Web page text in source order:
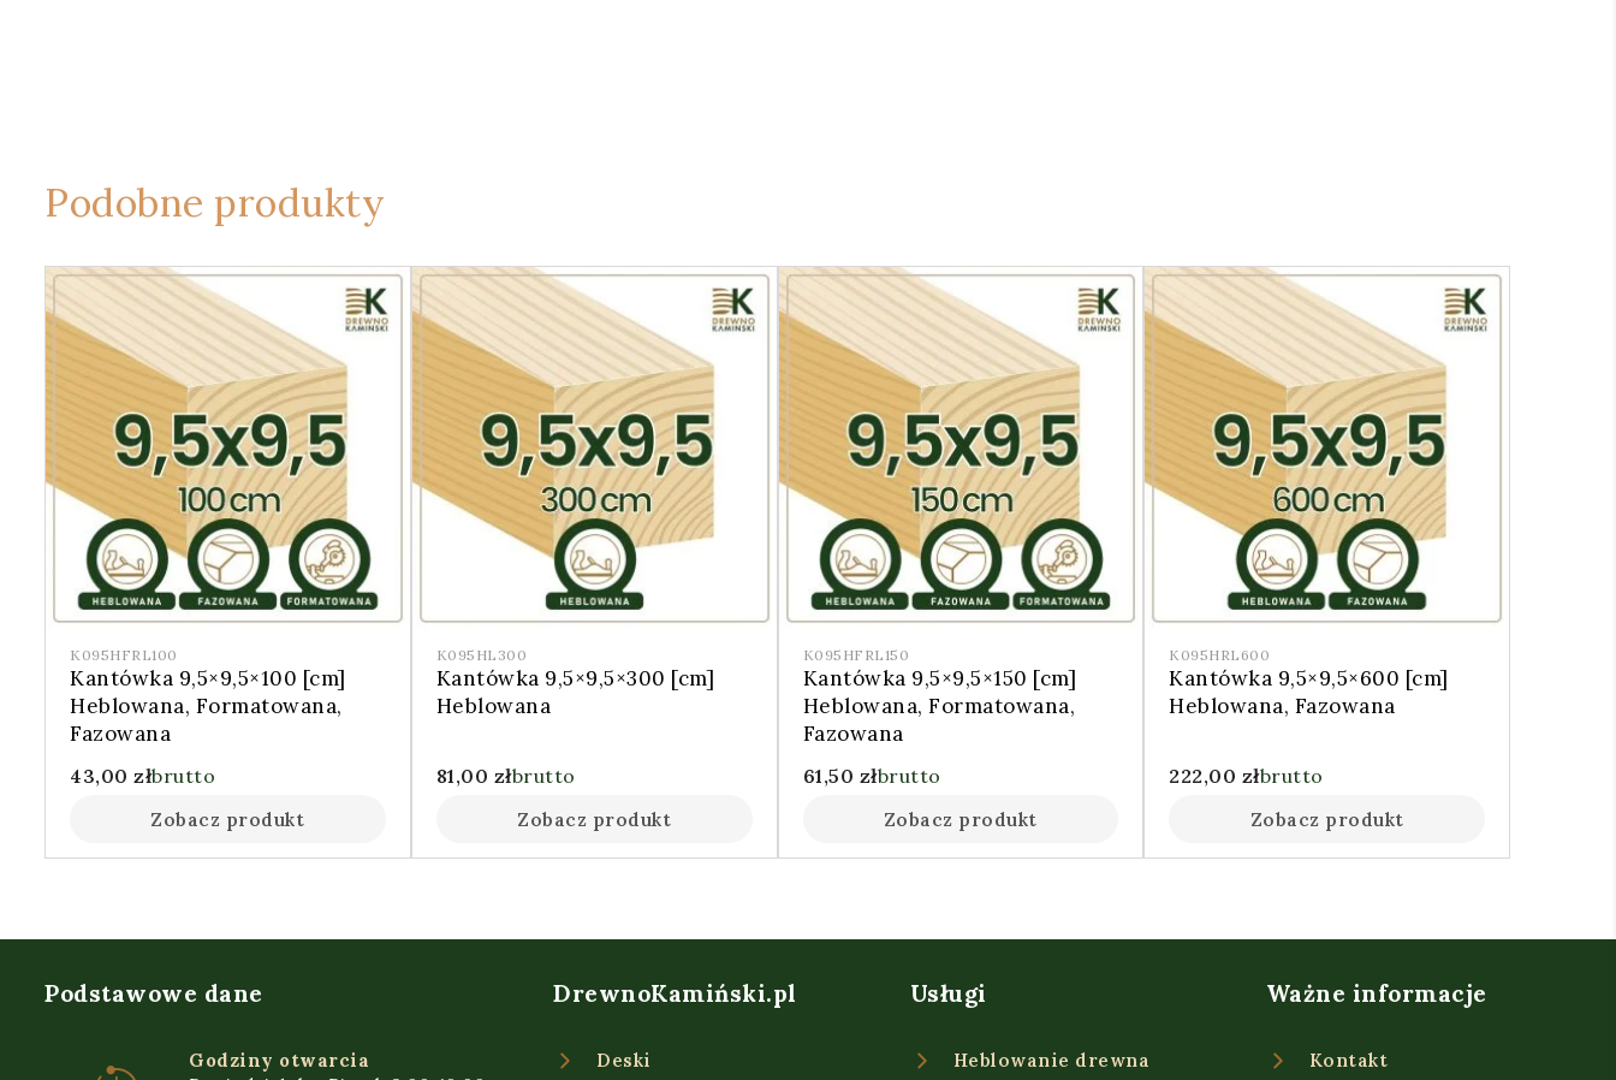
Podobne produkty
K095HFRL100
Kantówka 9,5×9,5×100 [cm]
Heblowana, Formatowana,
Fazowana
43,00 złbrutto
Zobacz produkt
K095HL300
Kantówka 9,5×9,5×300 [cm]
Heblowana
81,00 złbrutto
Zobacz produkt
K095HFRL150
Kantówka 9,5×9,5×150 [cm]
Heblowana, Formatowana,
Fazowana
61,50 złbrutto
Zobacz produkt
K095HRL600
Kantówka 9,5×9,5×600 [cm]
Heblowana, Fazowana
222,00 złbrutto
Zobacz produkt
Podstawowe dane
Godziny otwarcia
DrewnoKamiński.pl
Deski
Usługi
Heblowanie drewna
Ważne informacje
Kontakt